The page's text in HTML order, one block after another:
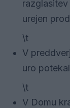
urejen
\t
V
uro potekal
\t
V Domu